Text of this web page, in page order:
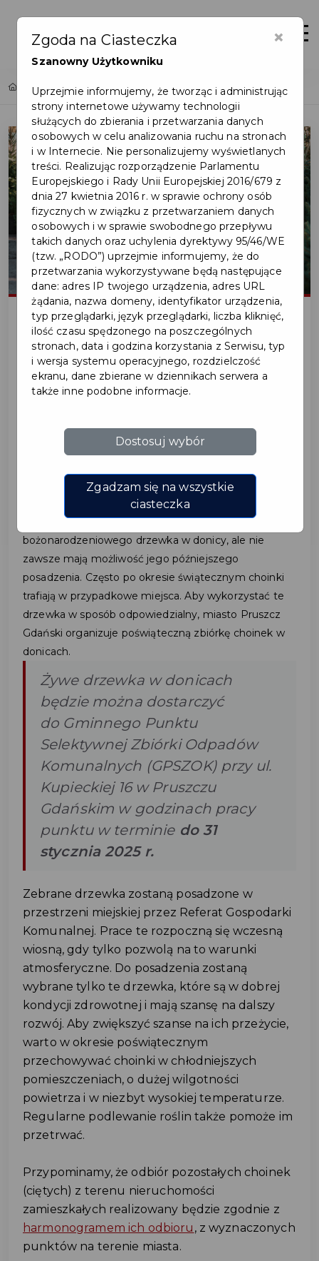
Zaloguj
Home Lista aktualności Drugie życie świątecznych choinek
2024-12-20
DRUGIE ŻYCIE
CHOINEK
Komisja Ochrony Środowiska Rady Miasta Pruszcz
Gdański zwróciła uwagę na fakt, że coraz więcej
mieszkańców decyduje się na zakup
bożonarodzeniowego drzewka w donicy, ale nie
zawsze mają możliwość jego późniejszego
posadzenia. Często po okresie świątecznym choinki
trafiają w przypadkowe miejsca. Aby wykorzystać te
drzewka w sposób odpowiedzialny, miasto Pruszcz
Gdański organizuje poświąteczną zbiórkę choinek w
donicach.
Żywe drzewka w donicach
będzie można dostarczyć
do Gminnego Punktu
Selektywnej Zbiórki Odpadów
Komunalnych (GPSZOK) przy ul.
Kupieckiej 16 w Pruszczu
Gdańskim w godzinach pracy
punktu w terminiedo 31
stycznia 2025 r.
Zebrane drzewka zostaną posadzone w
przestrzeni miejskiej przez Referat Gospodarki
Komunalnej. Prace te rozpoczną się wczesną
wiosną, gdy tylko pozwolą na to warunki
atmosferyczne. Do posadzenia zostaną
wybrane tylko te drzewka, które są w dobrej
kondycji zdrowotnej i mają szansę na dalszy
rozwój. Aby zwiększyć szanse na ich przeżycie,
warto w okresie poświątecznym
przechowywać choinki w chłodniejszych
pomieszczeniach, o dużej wilgotności
powietrza i w niezbyt wysokiej temperaturze.
Regularne podlewanie roślin także pomoże im
przetrwać.
Przypominamy, że odbiór pozostałych choinek
(ciętych) z terenu nieruchomości
zamieszkałych realizowany będzie zgodnie z
harmonogramem ich odbioru , z wyznaczonych
punktów na terenie miasta.
×
Zgoda na Ciasteczka
Szanowny Użytkowniku
Uprzejmie informujemy, że tworząc i administrując
strony internetowe używamy technologii
służących do zbierania i przetwarzania danych
osobowych w celu analizowania ruchu na stronach
i w Internecie. Nie personalizujemy wyświetlanych
treści. Realizując rozporządzenie Parlamentu
Europejskiego i Rady Unii Europejskiej 2016/679 z
dnia 27 kwietnia 2016 r. w sprawie ochrony osób
fizycznych w związku z przetwarzaniem danych
osobowych i w sprawie swobodnego przepływu
takich danych oraz uchylenia dyrektywy 95/46/WE
(tzw. „RODO”) uprzejmie informujemy, że do
przetwarzania wykorzystywane będą następujące
dane: adres IP twojego urządzenia, adres URL
żądania, nazwa domeny, identyfikator urządzenia,
typ przeglądarki, język przeglądarki, liczba kliknięć,
ilość czasu spędzonego na poszczególnych
stronach, data i godzina korzystania z Serwisu, typ
i wersja systemu operacyjnego, rozdzielczość
ekranu, dane zbierane w dziennikach serwera a
także inne podobne informacje.
Dostosuj wybór
Zgadzam się na wszystkie
ciasteczka